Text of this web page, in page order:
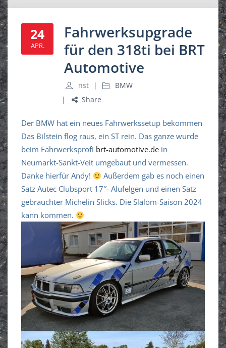
24
APR.
Fahrwerksupgrade
für den 318ti bei BRT
Automotive
nst
BMW
Share
Der BMW hat ein neues Fahrwerkssetup bekommen
Das Bilstein flog raus, ein ST rein. Das ganze wurde
beim Fahrwerksprofi brt-automotive.de in
Neumarkt-Sankt-Veit umgebaut und vermessen.
Danke hierfür Andy!
Außerdem gab es noch einen
Satz Autec Clubsport 17″- Alufelgen und einen Satz
gebrauchter Michelin Slicks. Die Slalom-Saison 2024
kann kommen.